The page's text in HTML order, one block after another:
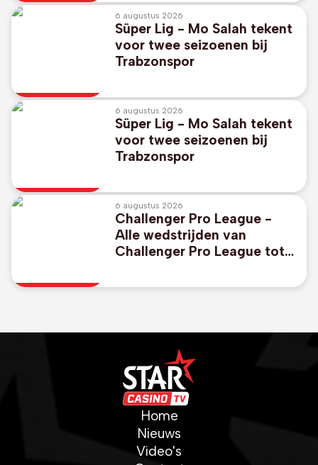
6 augustus 2026
Süper Lig - Mo Salah tekent
voor twee seizoenen bij
Trabzonspor
6 augustus 2026
Süper Lig - Mo Salah tekent
voor twee seizoenen bij
Trabzonspor
6 augustus 2026
Challenger Pro League -
Alle wedstrijden van
Challenger Pro League tot
Home
Nieuws
Video's